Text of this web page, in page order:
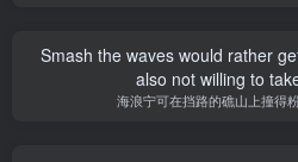
Smash the waves would rather
also not willing to
海浪宁可在挡路的礁山上撞得